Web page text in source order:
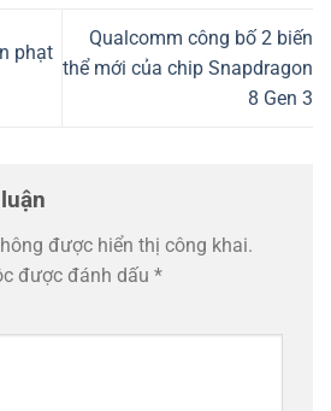
phạt
Qualcomm công bố 2 biến
thể mới của chip Snapdragon
8 Gen 3
được hiển thị công khai.
được đánh dấu *